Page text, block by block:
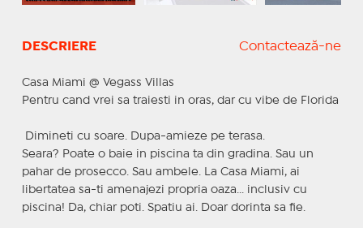
DESCRIERE Contactează-ne
Casa Miami @ Vegass Villas
Pentru cand vrei sa traiesti in oras, dar cu vibe de Florida
‍ Dimineti cu soare. Dupa-amieze pe terasa.
Seara? Poate o baie in piscina ta din gradina. Sau un
pahar de prosecco. Sau ambele. La Casa Miami, ai
libertatea sa-ti amenajezi propria oaza... inclusiv cu
piscina! Da, chiar poti. Spatiu ai. Doar dorinta sa fie.